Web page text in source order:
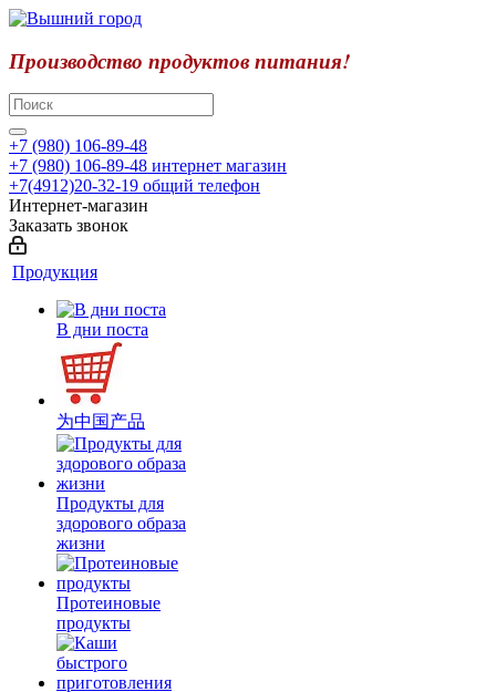
Производство продуктов питания!
+7 (980) 106-89-48
+7 (980) 106-89-48 интернет магазин
+7(4912)20-32-19 общий телефон
Интернет-магазин
Заказать звонок
Продукция
В дни поста
为中国产品
Продукты для
здорового образа
жизни
Протеиновые
продукты